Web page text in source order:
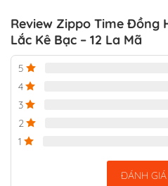
Review Zippo Time Đồng
Lắc Kê Bạc – 12 La Mã
5
4
3
2
1
ĐÁNH GIÁ